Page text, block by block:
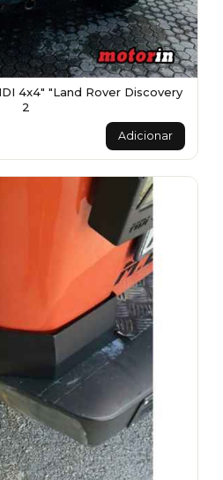
4x4" "Land Rover Discovery
2
Adicionar